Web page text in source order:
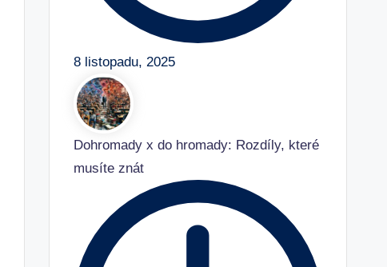
8 listopadu, 2025
Dohromady x do hromady: Rozdíly, které
musíte znát